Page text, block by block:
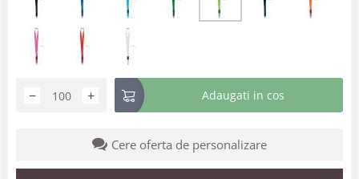
+
− Adaugati in cos
Cere oferta de personalizare